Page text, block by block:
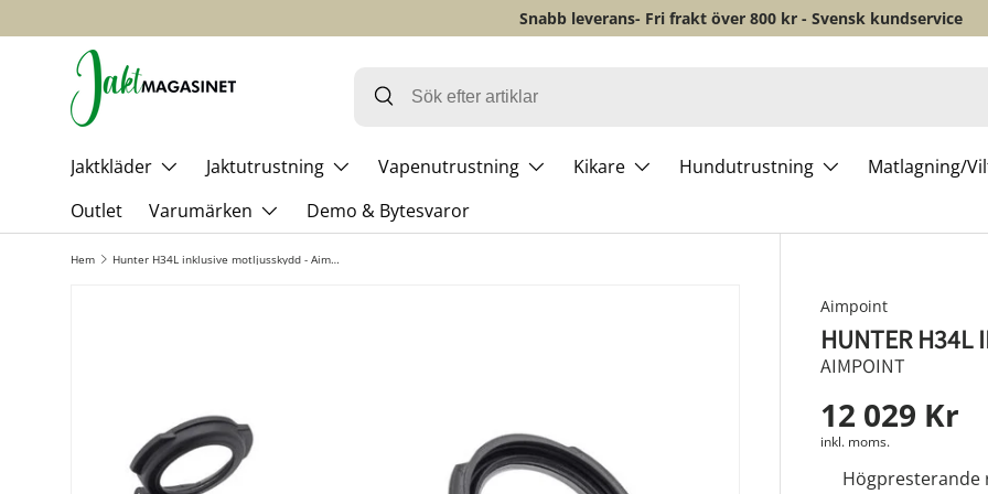
HOPPA TILL INNEHÅLL
Snabb leverans- Fri frakt över 800 kr - Svensk kundservice
Jaktkläder Jaktutrustning Vapenutrustning Kikare Hundutrustning Matlagning/
Outlet
Varumärken Demo & Bytesvaror
Hem Hunter H34L inklusive motljusskydd - Aimpoint
Aimpoint
HUNTER H34L
AIMPOINT
12 029 Kr
inkl. moms.